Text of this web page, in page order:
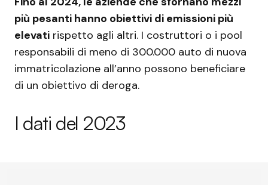
più pesanti hanno obiettivi di emissioni più
elevati rispetto agli altri. I costruttori o i pool
responsabili di meno di 300.000 auto di nuova
immatricolazione all’anno possono beneficiare
di un obiettivo di deroga.
I dati del 2023